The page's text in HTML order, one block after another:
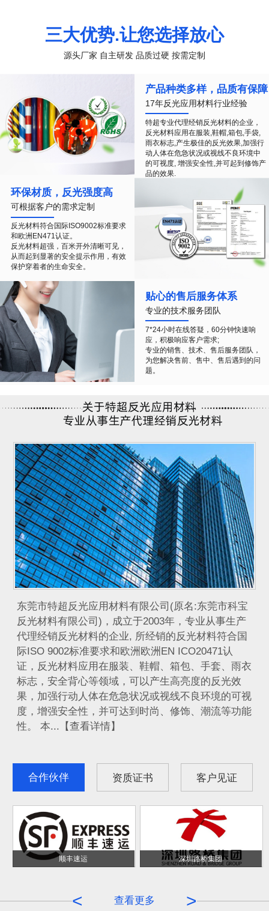
三大优势.让您选择放心
源头厂家 自主研发 品质过硬 按需定制
产品种类多样，品质有保障
17年反光应用材料行业经验
特超专业代理经销反光材料的企业，
反光材料应用在服装,鞋帽,箱包,手袋,
雨衣标志,产生极佳的反光效果,加强行
动人体在危急状况或视线不良环境中
的可视度, 增强安全性,并可起到修饰产
品的效果.
环保材质，反光强度高
可根据客户的需求定制
反光材料符合国际ISO9002标准要求
和欧洲EN471认证。
反光材料超强，百米开外清晰可见，
从而起到显著的安全提示作用，有效
保护穿着者的生命安全。
贴心的售后服务体系
专业的技术服务团队
7*24小时在线答疑，60分钟快速响
应，积极响应客户需求;
专业的销售、技术、售后服务团队，
为您解决售前、售中、售后遇到的问
题。
​ 东莞市特超反光应用材料有限公司(原名:东莞市科宝
反光材料有限公司)，成立于2003年，专业从事生产
代理经销反光材料的企业, 所经销的反光材料符合国
际ISO 9002标准要求和欧洲欧洲EN ICO20471认
证，反光材料应用在服装、鞋帽、箱包、手套、雨衣
标志，安全背心等领域，可以产生高亮度的反光效
果，加强行动人体在危急状况或视线不良环境的可视
度，增强安全性，并可达到时尚、修饰、潮流等功能
性。 本...【查看详情】
合作伙伴 资质证书 客户见证
顺丰速运 深圳路桥集团
>
查看更多
<